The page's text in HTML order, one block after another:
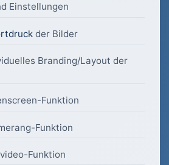
Einstellungen
der Bilder
Branding/Layout der
Funktion
Funktion
Funktion